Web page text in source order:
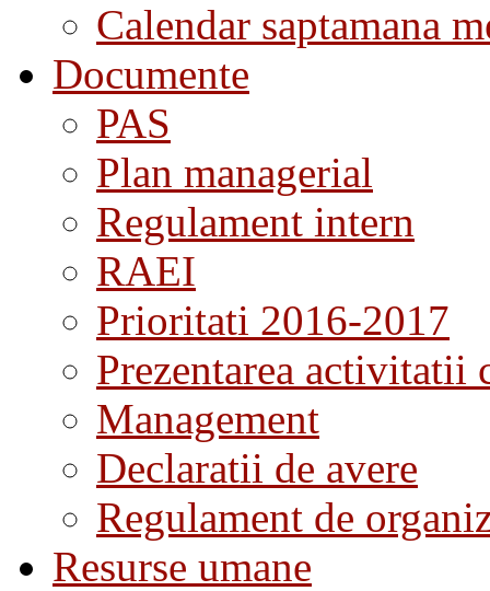
Calendar saptamana
Documente
PAS
Plan managerial
Regulament intern
RAEI
Prioritati 2016-2017
Prezentarea activitatii
Management
Declaratii de avere
Regulament de
Resurse umane